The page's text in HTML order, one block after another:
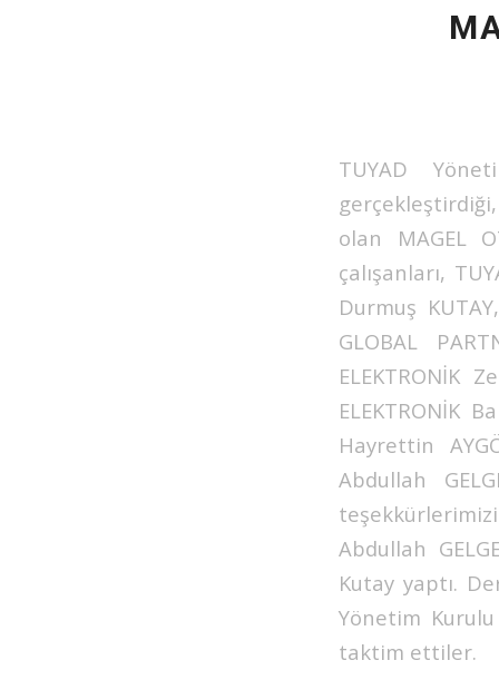
TUYAD
olan MAGEL
çalışanları,
Durmuş
GLOBAL
ELEKTRONİK
ELEKTRONİK
Hayrettin
Abdullah
Abdullah
Kutay yaptı.
Yönetim Kurulu
taktim ettiler.